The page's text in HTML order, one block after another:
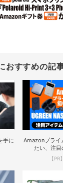
おすすめの記
手に
Amazonプライ
たい、注目
【